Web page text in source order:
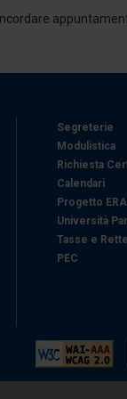
Segreterie
Modulistica
Richiesta
Calendari
Progetto
Università
Tasse e Rette
PEC